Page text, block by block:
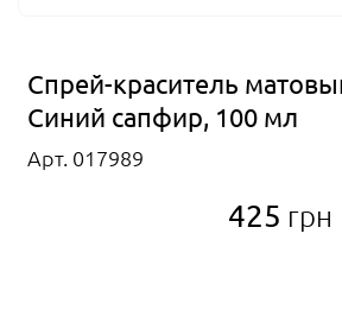
Спрей-краситель
Синий сапфир, 100 мл
Арт. 017989
425 грн